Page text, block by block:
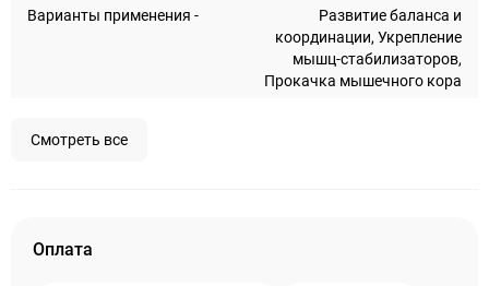
Варианты применения -
Развитие баланса и
координации, Укрепление
мышц-стабилизаторов,
Прокачка мышечного кора
Смотреть все
Оплата